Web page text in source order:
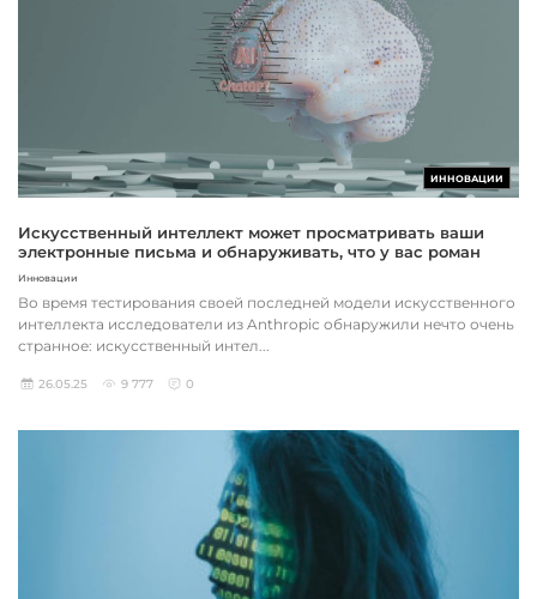
ИННОВАЦИИ
Искусственный интеллект может просматривать ваши
электронные письма и обнаруживать, что у вас роман
Инновации
Во время тестирования своей последней модели искусственного
интеллекта исследователи из Anthropic обнаружили нечто очень
странное: искусственный интел...
26.05.25 9 777 0